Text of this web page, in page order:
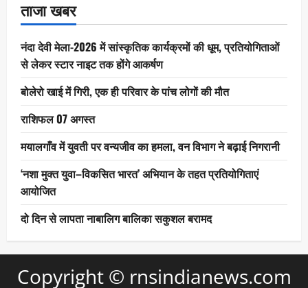
ताजा खबर
नंदा देवी मेला-2026 में सांस्कृतिक कार्यक्रमों की धूम, प्रतियोगिताओं
से लेकर स्टार नाइट तक होंगे आकर्षण
बोलेरो खाई में गिरी, एक ही परिवार के पांच लोगों की मौत
राशिफल 07 अगस्त
मयालगाँव में युवती पर वन्यजीव का हमला, वन विभाग ने बढ़ाई निगरानी
‘नशा मुक्त युवा–विकसित भारत’ अभियान के तहत प्रतियोगिताएं
आयोजित
दो दिन से लापता नाबालिग बालिका सकुशल बरामद
Copyright © rnsindianews.com